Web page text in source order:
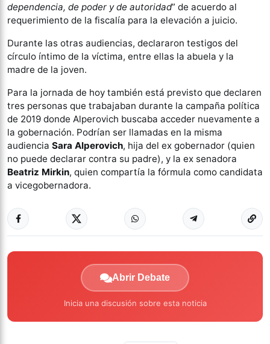
dependencia, de poder y de autoridad” de acuerdo al
requerimiento de la fiscalía para la elevación a juicio.
Durante las otras audiencias, declararon testigos del
círculo íntimo de la víctima, entre ellas la abuela y la
madre de la joven.
Para la jornada de hoy también está previsto que declaren
tres personas que trabajaban durante la campaña política
de 2019 donde Alperovich buscaba acceder nuevamente a
la gobernación. Podrían ser llamadas en la misma
audiencia Sara Alperovich, hija del ex gobernador (quien
no puede declarar contra su padre), y la ex senadora
Beatriz Mirkin, quien compartía la fórmula como candidata
a vicegobernadora.
Abrir Debate
Inicia una discusión sobre esta noticia